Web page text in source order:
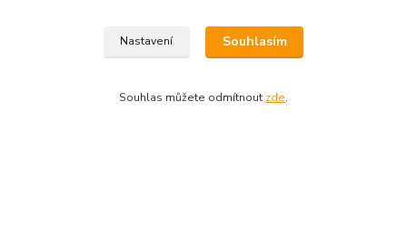
Nastavení Souhlasím
Souhlas můžete odmítnout zde.